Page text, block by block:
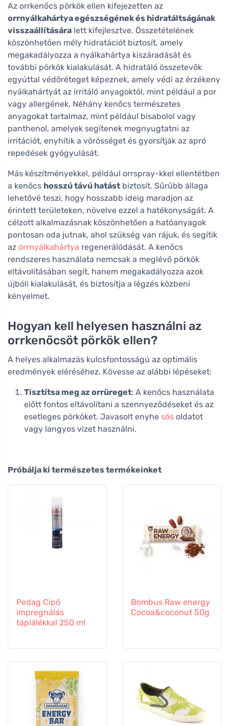
Az orrkenőcs pörkök ellen kifejezetten az
orrnyálkahártya egészségének és hidratáltságának
visszaállítására lett kifejlesztve. Összetételének
köszönhetően mély hidratációt biztosít, amely
megakadályozza a nyálkahártya kiszáradását és
további pörkök kialakulását. A hidratáló összetevők
egyúttal védőréteget képeznek, amely védi az érzékeny
nyálkahártyát az irritáló anyagoktól, mint például a por
vagy allergének. Néhány kenőcs természetes
anyagokat tartalmaz, mint például bisabolol vagy
panthenol, amelyek segítenek megnyugtatni az
irritációt, enyhítik a vörösséget és gyorsítják az apró
repedések gyógyulását.
Más készítményekkel, például orrspray-kkel ellentétben
a kenőcs hosszú távú hatást biztosít. Sűrűbb állaga
lehetővé teszi, hogy hosszabb ideig maradjon az
érintett területeken, növelve ezzel a hatékonyságát. A
célzott alkalmazásnak köszönhetően a hatóanyagok
pontosan oda jutnak, ahol szükség van rájuk, és segítik
az orrnyálkahártya regenerálódását. A kenőcs
rendszeres használata nemcsak a meglévő pörkök
eltávolításában segít, hanem megakadályozza azok
újbóli kialakulását, és biztosítja a légzés közbeni
kényelmet.
Hogyan kell helyesen használni az
orrkenőcsöt pörkök ellen?
A helyes alkalmazás kulcsfontosságú az optimális
eredmények eléréséhez. Kövesse az alábbi lépéseket:
Tisztítsa meg az orrüreget: A kenőcs használata
előtt fontos eltávolítani a szennyeződéseket és az
esetleges pörköket. Javasolt enyhe sós oldatot
vagy langyos vizet használni.
Próbálja ki természetes termékeinket
Pedag Cipő
impregnálás
táplálékkal 250 ml
Bombus Raw energy
Cocoa&coconut 50g